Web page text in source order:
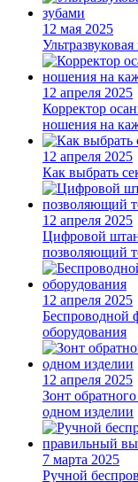
12 мая 2025
12 апреля 2025
Корректор
ношения на
12 апреля 2025
Как выбрать
12 апреля 2025
Цифровой
позволяющий
12 апреля 2025
Беспроводной
оборудования
12 апреля 2025
Зонт
одном изделии
7 марта 2025
Ручной